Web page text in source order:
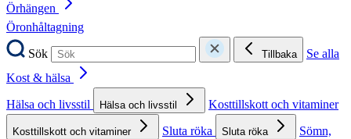
Örhängen
Öronhåltagning
Sök
Tillbaka
Se alla
Kost & hälsa
Hälsa och livsstil
Hälsa och livsstil Kosttillskott och vitaminer
Kosttillskott och vitaminer Sluta röka Sluta röka
Sömn,